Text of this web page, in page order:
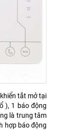
tắt mở tại
), 1 báo động
là trung tâm
hợp báo động